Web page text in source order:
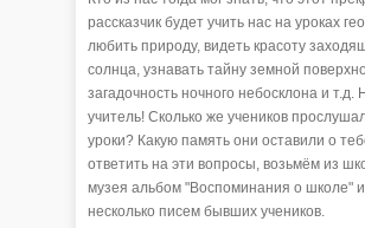
рассказчик будет учить нас на уроках
любить природу, видеть красоту
солнца, узнавать тайну земной
загадочность ночного небосклона и т.д.
учитель! Сколько же учеников
уроки? Какую память они оставили о
ответить на эти вопросы, возьмём из
музея альбом "Воспоминания о школе"
несколько писем бывших учеников.